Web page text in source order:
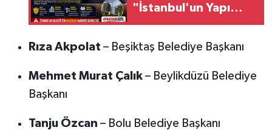
"İstanbul'un Yapı
Stokunu
Güvenlik Sorunudur"
Rıza Akpolat – Beşiktaş Belediye Başkanı
Mehmet Murat Çalık– Beylikdüzü Belediye
Başkanı
Tanju Özcan – Bolu Belediye Başkanı